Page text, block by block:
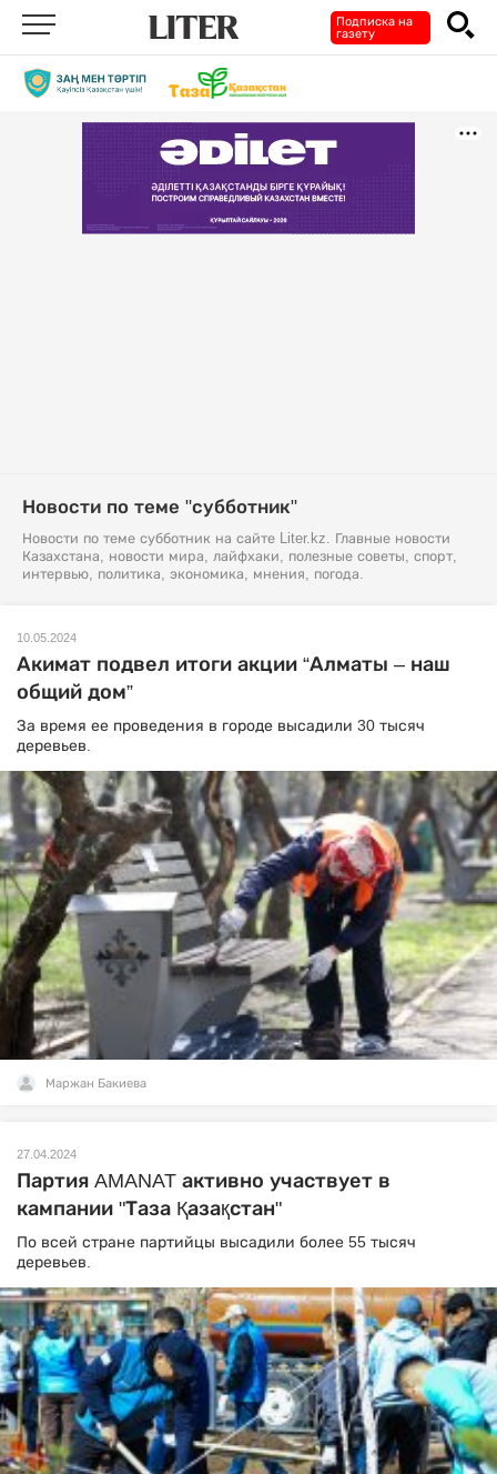
Подписка на
газету
Новости по теме "субботник"
Новости по теме субботник на сайте Liter.kz. Главные новости
Казахстана, новости мира, лайфхаки, полезные советы, спорт,
интервью, политика, экономика, мнения, погода.
10.05.2024
Акимат подвел итоги акции “Алматы – наш
общий дом”
За время ее проведения в городе высадили 30 тысяч
деревьев.
Маржан Бакиева
27.04.2024
Партия AMANAT активно участвует в
кампании "Таза Қазақстан"
По всей стране партийцы высадили более 55 тысяч
деревьев.